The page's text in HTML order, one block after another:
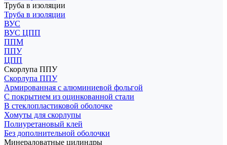
Труба в изоляции
Труба в изоляции
ВУС
ВУС ЦПП
ППМ
ППУ
ЦПП
Скорлупа ППУ
Скорлупа ППУ
Армированная с алюминиевой фольгой
С покрытием из оцинкованной стали
В стеклопластиковой оболочке
Хомуты для скорлупы
Полиуретановый клей
Без дополнительной оболочки
Минераловатные цилиндры